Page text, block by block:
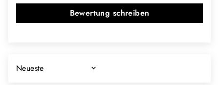
Bewertung schreiben
SORT BY